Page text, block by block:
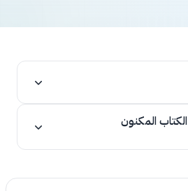
المكنون